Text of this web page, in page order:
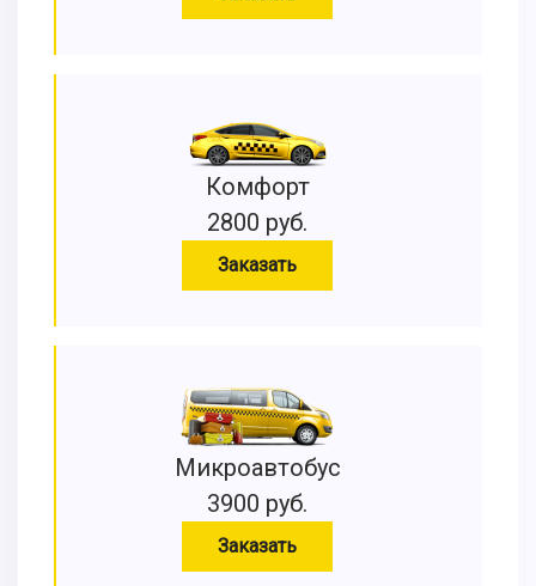
Комфорт
2800 руб.
Заказать
Микроавтобус
3900 руб.
Заказать